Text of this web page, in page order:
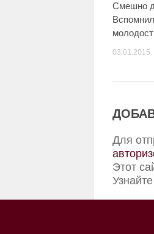
Смешно
03.01.2015
Для
Этот